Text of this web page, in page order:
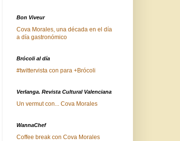
Bon Viveur
Cova Morales, una década en el día
a día gastronómico
Brócoli al día
#twittervista con para +Brócoli
Verlanga. Revista Cultural Valenciana
Un vermut con... Cova Morales
WannaChef
Coffee break con Cova Morales